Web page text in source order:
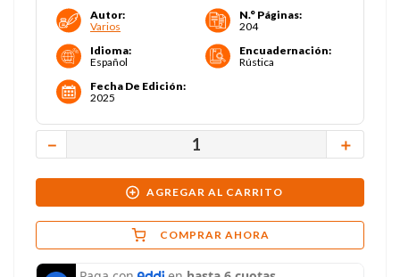
Autor:
Varios
N.° Páginas:
204
Idioma:
Español
Encuadernación:
Rústica
Fecha De Edición:
2025
＋
－
AGREGAR AL CARRITO
COMPRAR AHORA